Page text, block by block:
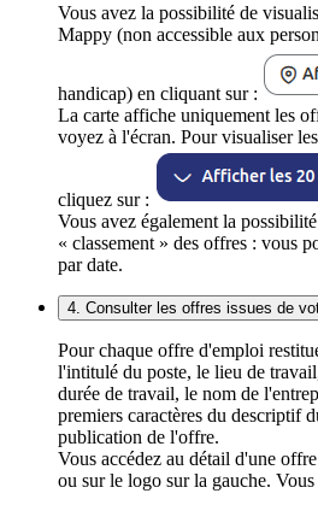
Vous avez la possibilité de
Mappy (non accessible aux
handicap) en cliquant sur :
La carte affiche uniquement les
voyez à l'écran. Pour visualiser
cliquez sur :
Vous avez également la
« classement » des offres : vous
par date.
4. Consulter les offres issues de
Pour chaque offre d'emploi
l'intitulé du poste, le lieu de
durée de travail, le nom de
premiers caractères du descriptif
publication de l'offre.
Vous accédez au détail d'une
ou sur le logo sur la gauche.